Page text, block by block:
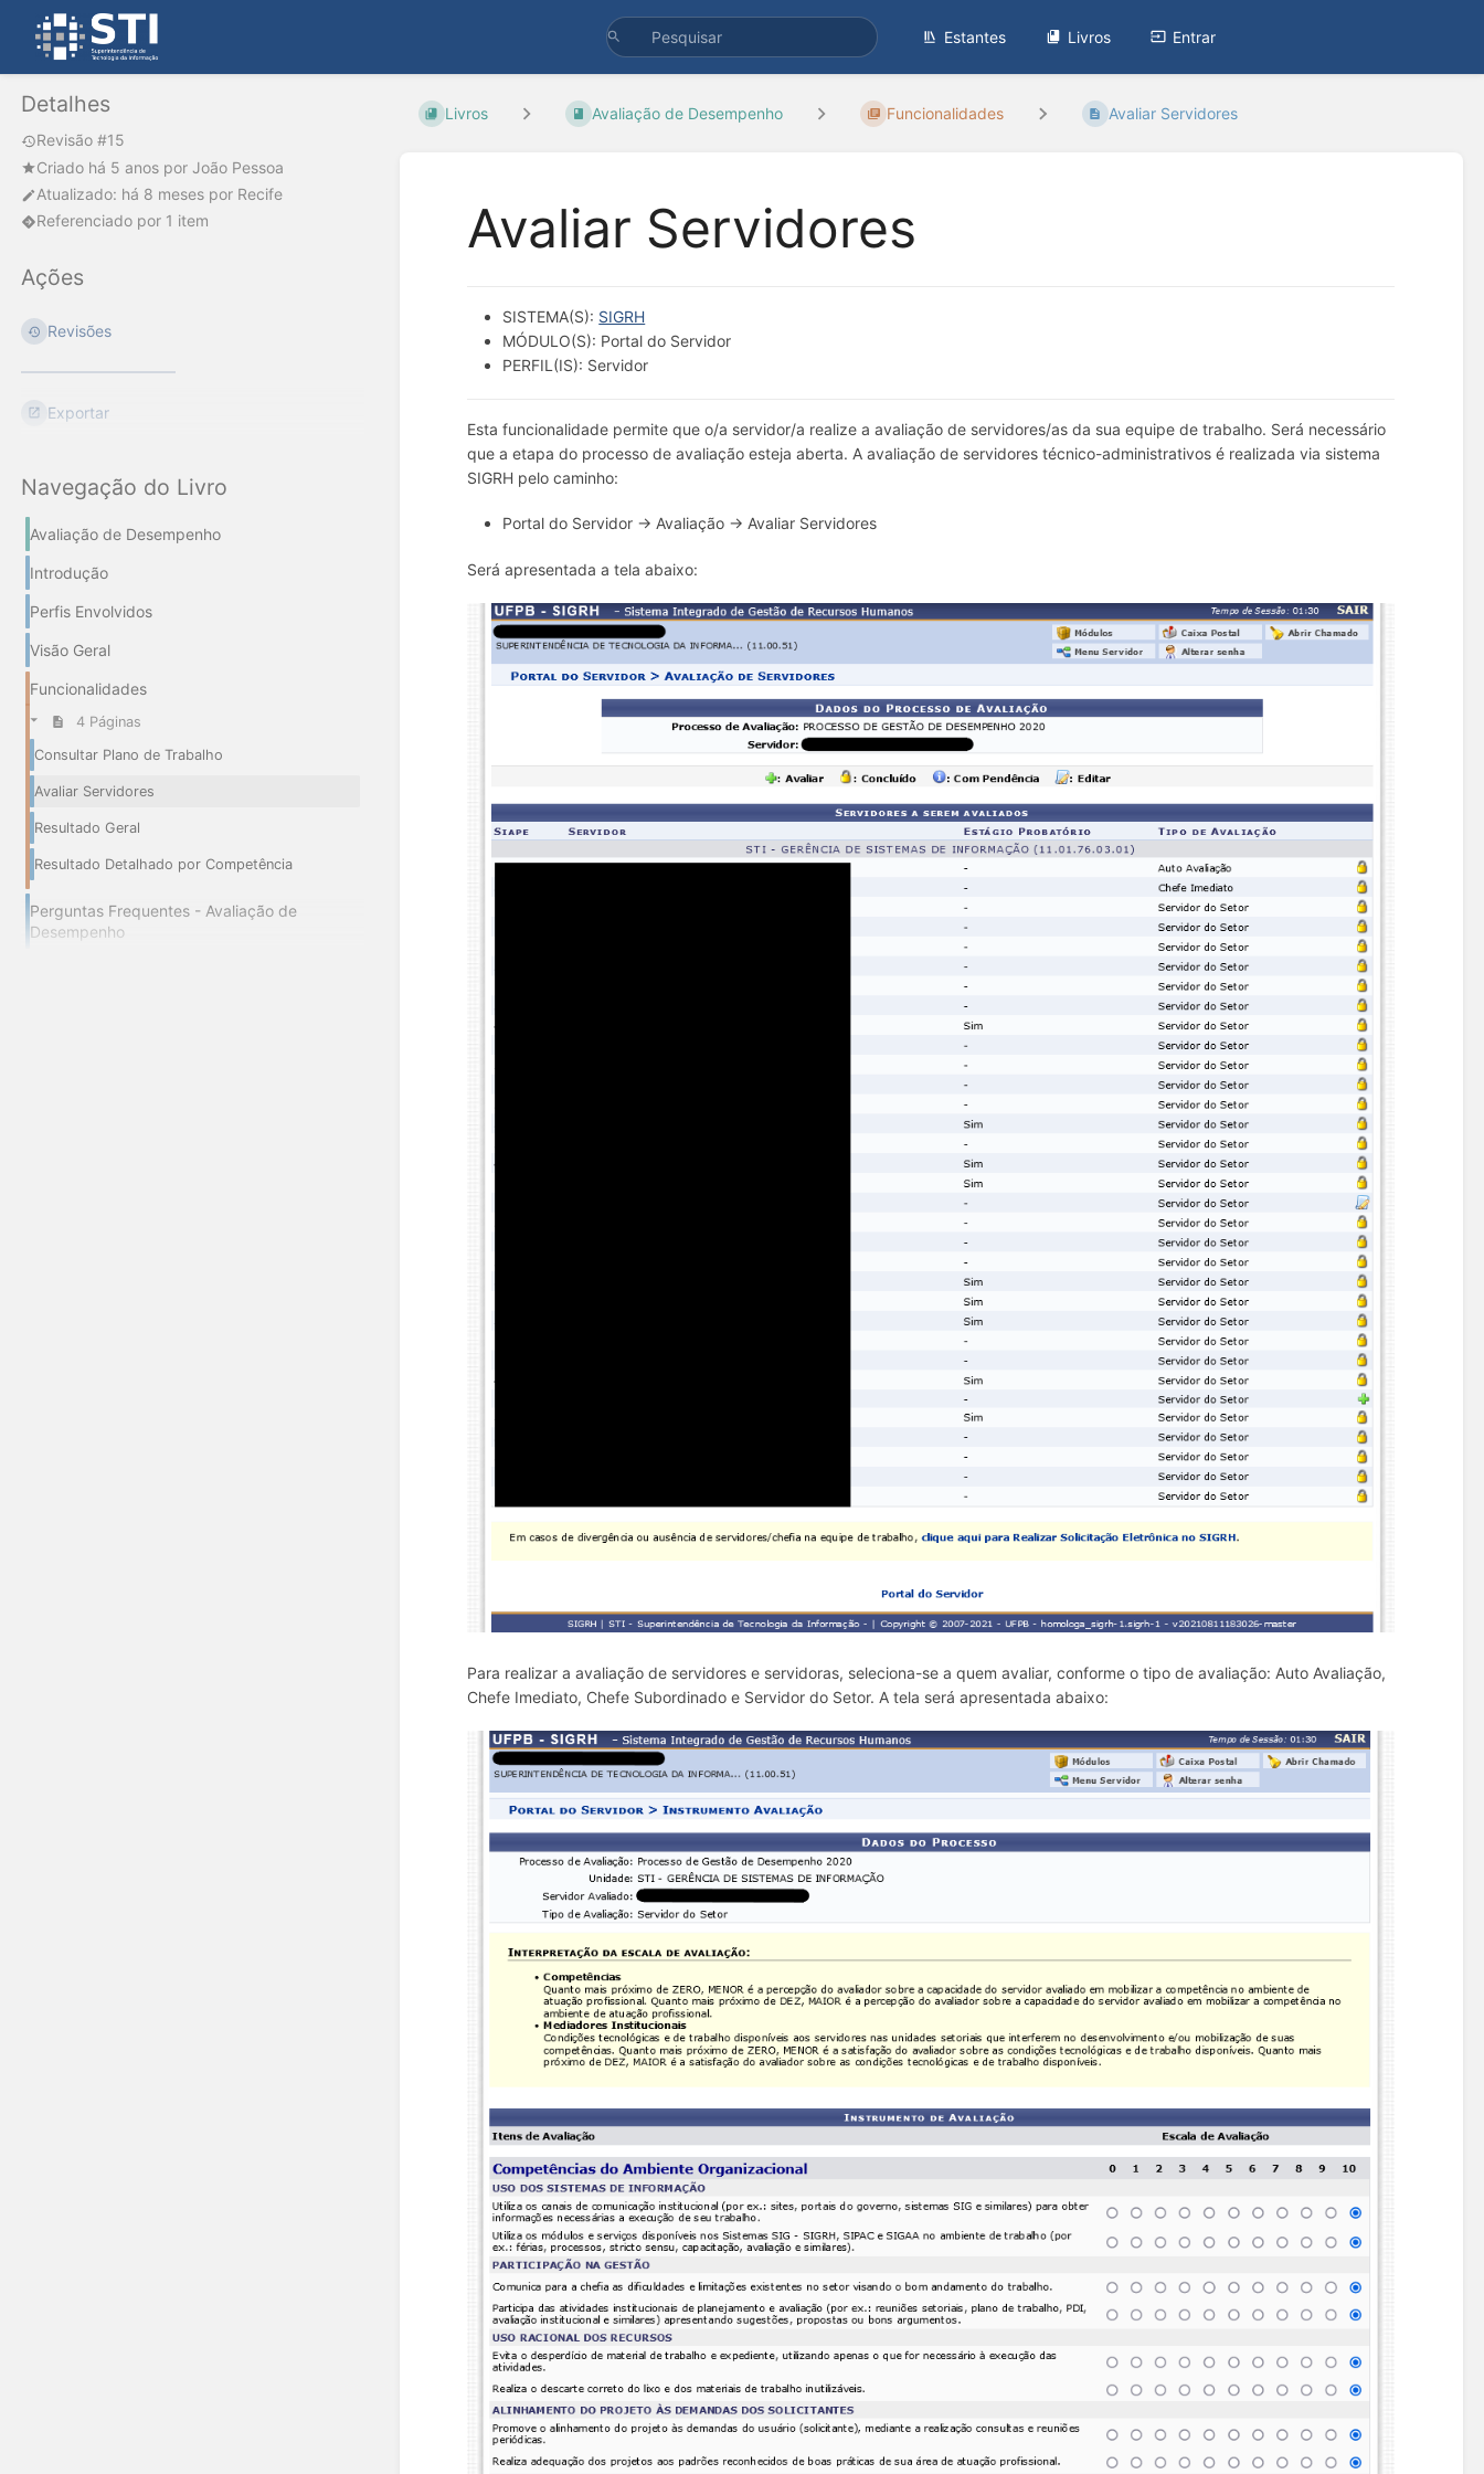
Estantes Livros Entrar
Detalhes
Revisão #15
Criado há 5 anos por João Pessoa
Atualizado: há 8 meses por Recife
Referenciado por 1 item
Ações
Revisões
Exportar
Navegação do Livro
Avaliação de Desempenho
Introdução
Perfis Envolvidos
Visão Geral
Funcionalidades
4 Páginas
Consultar Plano de Trabalho
Avaliar Servidores
Resultado Geral
Resultado Detalhado por Competência
Perguntas Frequentes - Avaliação de
Desempenho
Livros Avaliação de Desempenho Funcionalidades Avaliar Servidores
Avaliar Servidores
SISTEMA(S): SIGRH
MÓDULO(S): Portal do Servidor
PERFIL(IS): Servidor
Esta funcionalidade permite que o/a servidor/a realize a avaliação de servidores/as da sua equipe de trabalho. Será necessário
que a etapa do processo de avaliação esteja aberta. A avaliação de servidores técnico-administrativos é realizada via sistema
SIGRH pelo caminho:
Portal do Servidor → Avaliação → Avaliar Servidores
Será apresentada a tela abaixo:
Para realizar a avaliação de servidores e servidoras, seleciona-se a quem avaliar, conforme o tipo de avaliação: Auto Avaliação,
Chefe Imediato, Chefe Subordinado e Servidor do Setor. A tela será apresentada abaixo: